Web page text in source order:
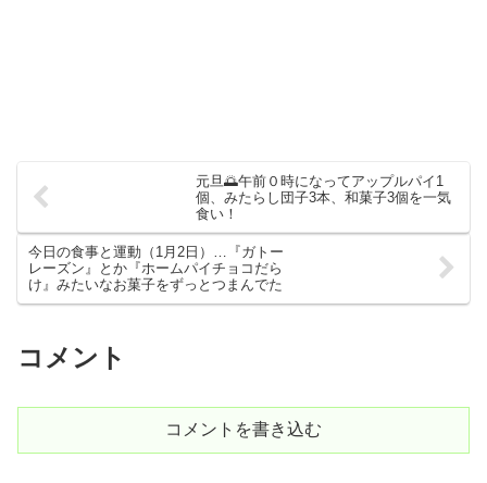
元旦🌅午前０時になってアップルパイ1
個、みたらし団子3本、和菓子3個を一気
食い！
今日の食事と運動（1月2日）…『ガトー
レーズン』とか『ホームパイチョコだら
け』みたいなお菓子をずっとつまんでた
コメント
コメントを書き込む